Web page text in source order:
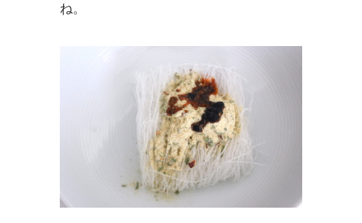
ね。